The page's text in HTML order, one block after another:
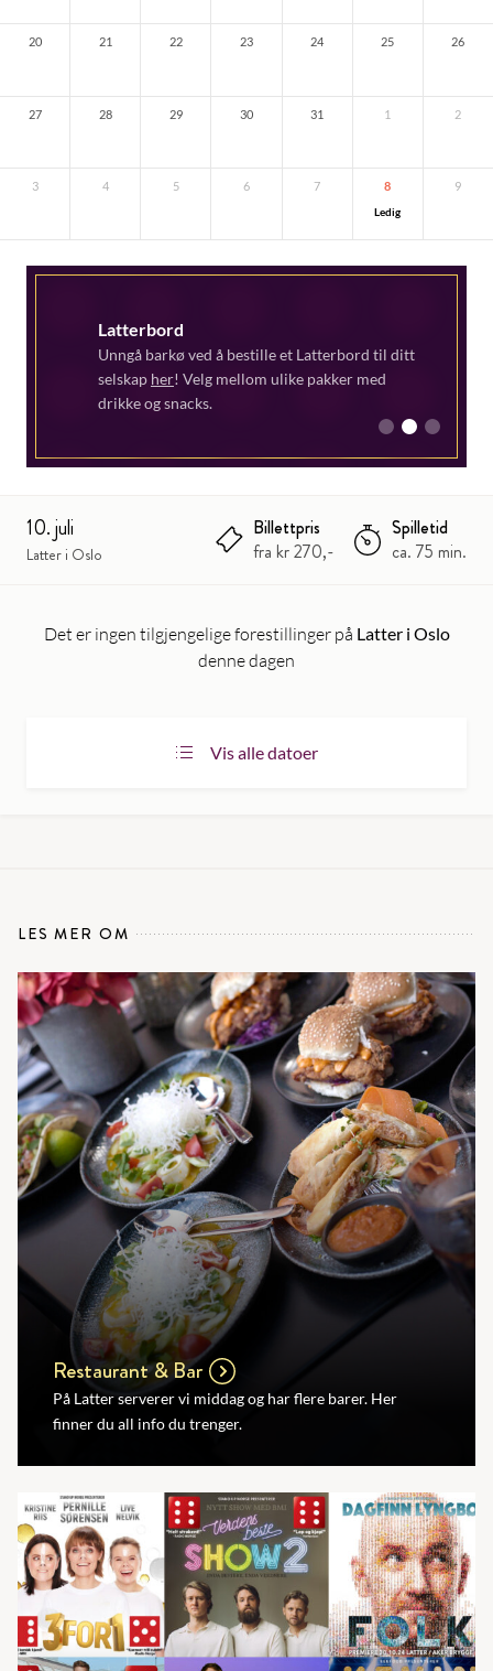
20 21 22 23 24 25 26
27 28 29 30 31 1 2
3 4 5 6 7 8
Ledig
9
Latterbord
Unngå barkø ved å bestille et Latterbord til ditt
selskap her! Velg mellom ulike pakker med
drikke og snacks.
1 2 3
10. juli
Latter i Oslo
Billettpris
fra kr 270,-
Spilletid
ca. 75 min.
Det er ingen tilgjengelige forestillinger på Latter i Oslo
denne dagen
Vis alle datoer
LES MER OM
Restaurant & Bar
På Latter serverer vi middag og har flere barer. Her
finner du all info du trenger.